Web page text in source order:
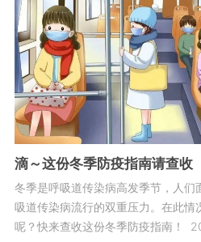
滴～这份冬季防疫指南请查收
冬季是呼吸道传染病高发季节，人们
吸道传染病流行的双重压力。在此情
呢？快来查收这份冬季防疫指南！